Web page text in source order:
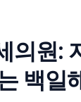
의원:
백일